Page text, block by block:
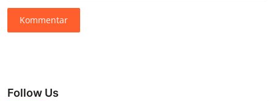
Kommentar
Follow Us